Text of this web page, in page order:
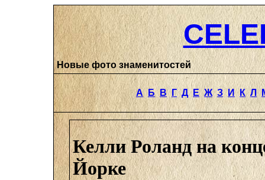
Новые фото знаменитостей
А Б В Г Д Е Ж З И К Л
Келли Роланд на
Йорке